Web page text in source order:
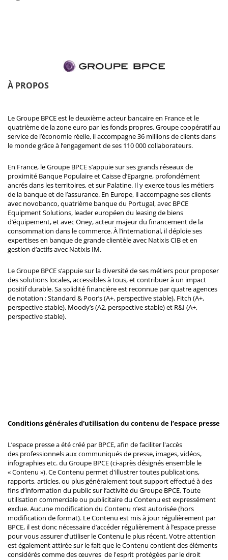
À PROPOS
Le Groupe BPCE est le deuxième acteur bancaire en France et le
quatrième de la zone euro par les fonds propres. Groupe coopératif au
service de l’économie réelle, il accompagne 36 millions de clients dans
le monde grâce à l’engagement de ses 110 000 collaborateurs.
En France, le Groupe BPCE s’appuie sur ses grands réseaux de
proximité Banque Populaire et Caisse d’Epargne, profondément
ancrés dans les territoires, et sur Palatine. Il y exerce tous les métiers
de la banque et de l’assurance. En Europe, il accompagne ses clients
avec novobanco, quatrième banque du Portugal, avec BPCE
Equipment Solutions, leader européen du leasing de biens
d’équipement, et avec Oney, acteur majeur du financement de la
consommation dans le commerce. À l’international, il déploie ses
expertises en banque de grande clientèle avec Natixis CIB et en
gestion d’actifs avec Natixis IM.
Le Groupe BPCE s’appuie sur la diversité de ses métiers pour proposer
des solutions locales, accessibles à tous, et contribuer à un impact
positif durable. Sa solidité financière est reconnue par quatre agences
de notation : Standard & Poor’s (A+, perspective stable), Fitch (A+,
perspective stable), Moody’s (A2, perspective stable) et R&I (A+,
perspective stable).
Conditions générales d'utilisation du contenu de l’espace presse
L’espace presse a été créé par BPCE, afin de faciliter l'accès
des professionnels aux communiqués de presse, images, vidéos,
infographies etc. du Groupe BPCE (ci-après désignés ensemble le
« Contenu »). Ce Contenu permet d'illustrer toutes publications,
rapports, articles, ou plus généralement tout support effectué à des
fins d’information du public sur l’activité du Groupe BPCE. Toute
utilisation commerciale ou publicitaire du Contenu est expressément
exclue. Aucune modification du Contenu n’est autorisée (hors
modification de format). Le Contenu est mis à jour régulièrement par
BPCE, il est donc nécessaire d’accéder régulièrement à l’espace presse
pour vous assurer d’utiliser le Contenu le plus récent. Votre attention
est également attirée sur le fait que le Contenu contient des éléments
considérés comme des œuvres de l'esprit protégées par le droit